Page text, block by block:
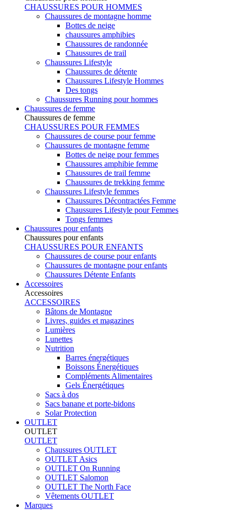
CHAUSSURES POUR HOMMES
Chaussures de montagne homme
Bottes de neige
chaussures amphibies
Chaussures de randonnée
Chaussures de trail
Chaussures Lifestyle
Chaussures de détente
Chaussures Lifestyle Hommes
Des tongs
Chaussures Running pour hommes
Chaussures de femme
Chaussures de femme
CHAUSSURES POUR FEMMES
Chaussures de course pour femme
Chaussures de montagne femme
Bottes de neige pour femmes
Chaussures amphibie femme
Chaussures de trail femme
Chaussures de trekking femme
Chaussures Lifestyle femmes
Chaussures Décontractées Femme
Chaussures Lifestyle pour Femmes
Tongs femmes
Chaussures pour enfants
Chaussures pour enfants
CHAUSSURES POUR ENFANTS
Chaussures de course pour enfants
Chaussures de montagne pour enfants
Chaussures Détente Enfants
Accessoires
Accessoires
ACCESSOIRES
Bâtons de Montagne
Livres, guides et magazines
Lumières
Lunettes
Nutrition
Barres énergétiques
Boissons Énergétiques
Compléments Alimentaires
Gels Énergétiques
Sacs à dos
Sacs banane et porte-bidons
Solar Protection
OUTLET
OUTLET
OUTLET
Chaussures OUTLET
OUTLET Asics
OUTLET On Running
OUTLET Salomon
OUTLET The North Face
Vêtements OUTLET
Marques